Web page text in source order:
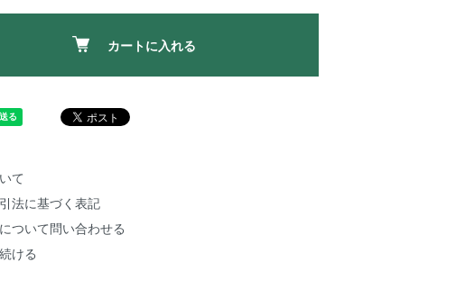
カートに入れる
て
法に基づく表記
ついて問い合わせる
ける